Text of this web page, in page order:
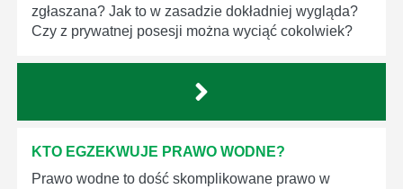
zgłaszana? Jak to w zasadzie dokładniej wygląda?
Czy z prywatnej posesji można wyciąć cokolwiek?
KTO EGZEKWUJE PRAWO WODNE?
Prawo wodne to dość skomplikowane prawo w